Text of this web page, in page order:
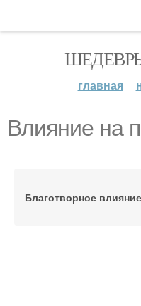
главная
Влияние на
Благотворное влияние